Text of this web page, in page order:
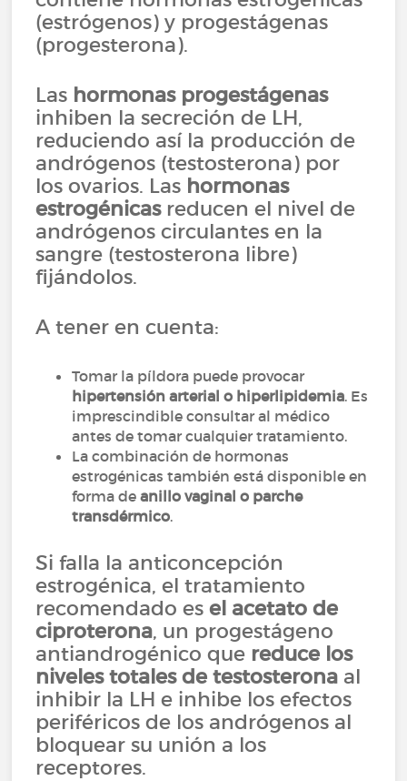
(estrógenos) y progestágenas
(progesterona).
Las hormonas progestágenas
inhiben la secreción de LH,
reduciendo así la producción de
andrógenos (testosterona) por
los ovarios. Las hormonas
estrogénicasreducen el nivel de
andrógenos circulantes en la
sangre (testosterona libre)
fijándolos.
A tener en cuenta:
Tomar la píldora puede provocar
hipertensión arterial o hiperlipidemia. Es
imprescindible consultar al médico
antes de tomar cualquier tratamiento.
La combinación de hormonas
estrogénicas también está disponible en
forma deanillo vaginal o parche
transdérmico.
Si falla la anticoncepción
estrogénica, el tratamiento
recomendado esel acetato de
ciproterona, un progestágeno
antiandrogénico que reduce los
niveles totales de testosterona al
inhibir la LH e inhibe los efectos
periféricos de los andrógenos al
bloquear su unión a los
receptores.